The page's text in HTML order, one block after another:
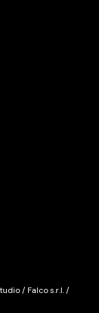
/ Falco s.r.l. /